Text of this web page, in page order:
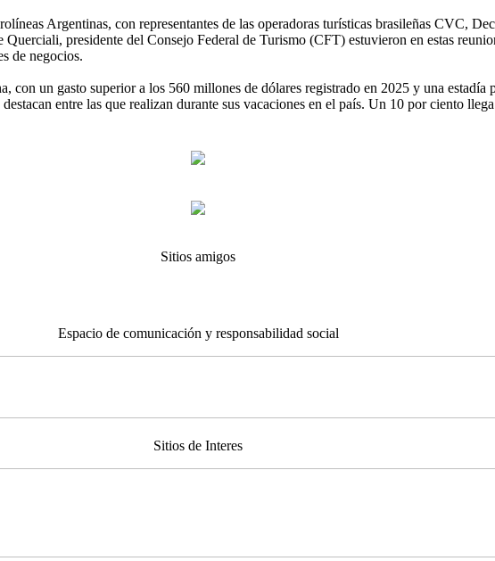
Argentinas, con representantes de las operadoras turísticas brasileñas CVC,
presidente del Consejo Federal de Turismo (CFT) estuvieron en estas
de negocios.
con un gasto superior a los 560 millones de dólares registrado en 2025 y una estadía
entre las que realizan durante sus vacaciones en el país. Un 10 por ciento
Sitios amigos
Espacio de comunicación y responsabilidad social
Sitios de Interes